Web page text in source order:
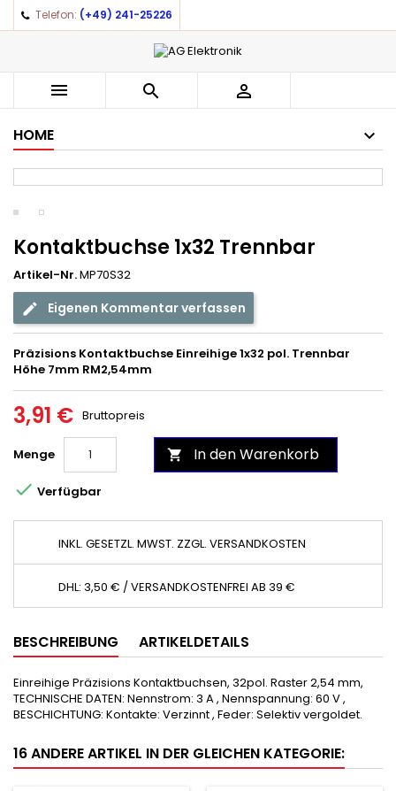
Telefon: (+49) 241-25226
  
HOME
Kontaktbuchse 1x32 Trennbar
Artikel-Nr.MP70S32
Eigenen Kommentar verfassen
Präzisions Kontaktbuchse Einreihige1x32 pol. Trennbar
Höhe 7mm RM2,54mm
3,91 € Bruttopreis
Menge  In den Warenkorb
 Verfügbar
INKL. GESETZL. MWST. ZZGL. VERSANDKOSTEN
DHL: 3,50 € / VERSANDKOSTENFREI AB 39 €
BESCHREIBUNG ARTIKELDETAILS
Einreihige Präzisions Kontaktbuchsen, 32pol. Raster 2,54 mm,
TECHNISCHE DATEN: Nennstrom: 3 A , Nennspannung: 60 V ,
BESCHICHTUNG: Kontakte: Verzinnt , Feder: Selektiv vergoldet.
16 ANDERE ARTIKEL IN DER GLEICHEN KATEGORIE: